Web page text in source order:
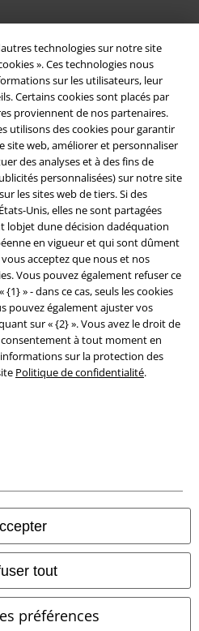
technologies sur notre site
». Ces technologies nous
sur les utilisateurs, leur
Certains cookies sont placés par
proviennent de nos partenaires.
utilisons des cookies pour garantir
site web, améliorer et personnaliser
des analyses et à des fins de
personnalisées) sur notre site
les sites web de tiers. Si des
Unis, elles ne sont partagées
lobjet dune décision dadéquation
en vigueur et qui sont dûment
acceptez que nous et nos
Vous pouvez également refuser ce
» - dans ce cas, seuls les cookies
pouvez également ajuster vos
sur « {2} ». Vous avez le droit de
à tout moment en
sur la protection des
Politique de confidentialité.
tout
préférences
de l'environnement